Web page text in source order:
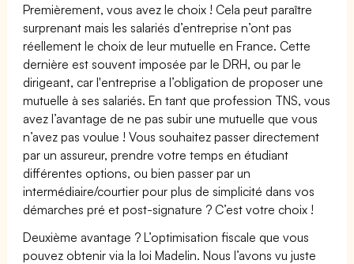
Premièrement, vous avez le choix ! Cela peut paraître
surprenant mais les salariés d’entreprise n’ont pas
réellement le choix de leur mutuelle en France. Cette
dernière est souvent imposée par le DRH, ou par le
dirigeant, car l'entreprise a l’obligation de proposer une
mutuelle à ses salariés. En tant que profession TNS, vous
avez l’avantage de ne pas subir une mutuelle que vous
n’avez pas voulue ! Vous souhaitez passer directement
par un assureur, prendre votre temps en étudiant
différentes options, ou bien passer par un
intermédiaire/courtier pour plus de simplicité dans vos
démarches pré et post-signature ? C’est votre choix !
Deuxième avantage ? L’optimisation fiscale que vous
pouvez obtenir via la loi Madelin. Nous l’avons vu juste